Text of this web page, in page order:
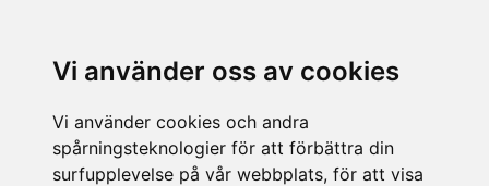
Vi använder oss av cookies
Vi använder cookies och andra
spårningsteknologier för att förbättra din
surfupplevelse på vår webbplats, för att visa